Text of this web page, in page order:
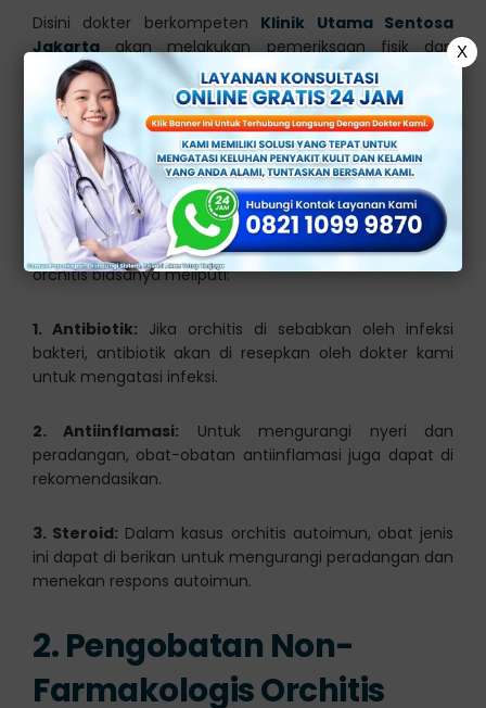
Disini dokter berkompeten Klinik Utama Sentosa
Jakartaakan melakukan pemeriksaan fisik dan
mungkin tes darah dan urin untuk menentukan
penyebab orchitis.
Jika di perlukan, pemeriksaan pencitraan seperti
ultrasonografi juga dapat di lakukan untuk
mengevaluasi kondisi testis secara lebih rinci.
Beberapa pengobatan farmakologi untuk mengatasi
orchitis biasanya meliputi:
1. Antibiotik: Jika orchitis di sebabkan oleh infeksi
bakteri, antibiotik akan di resepkan oleh dokter kami
untuk mengatasi infeksi.
2. Antiinflamasi: Untuk mengurangi nyeri dan
peradangan, obat-obatan antiinflamasi juga dapat di
rekomendasikan.
3. Steroid: Dalam kasus orchitis autoimun, obat jenis
ini dapat di berikan untuk mengurangi peradangan dan
menekan respons autoimun.
2. Pengobatan Non-
FarmakologisOrchitis
X